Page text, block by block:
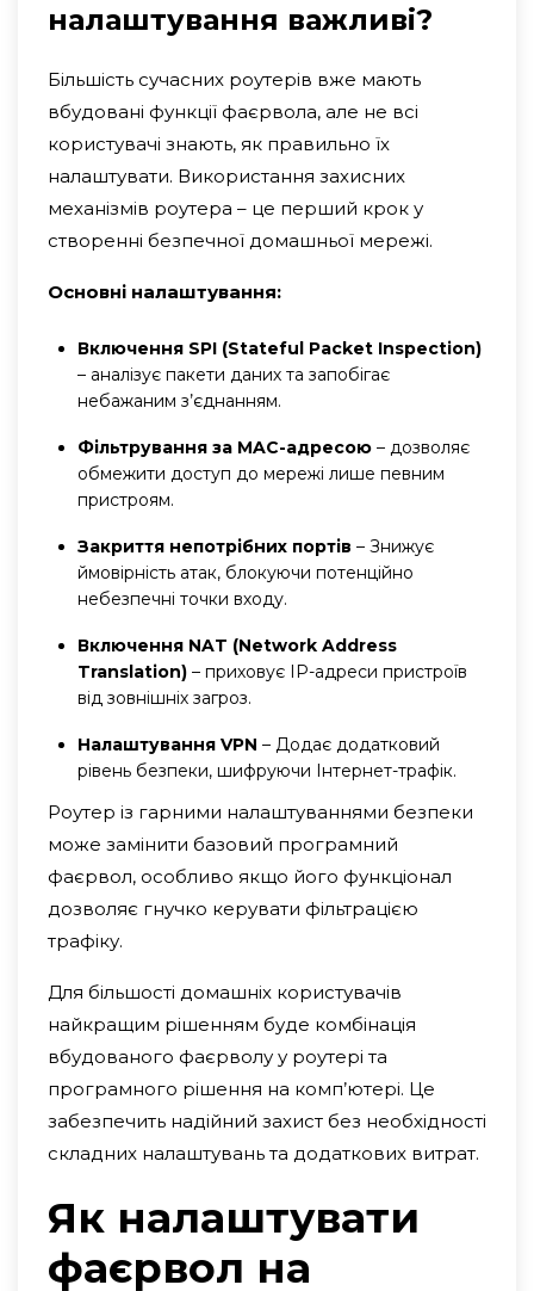
налаштування важливі?
Більшість сучасних роутерів вже мають
вбудовані функції фаєрвола, але не всі
користувачі знають, як правильно їх
налаштувати. Використання захисних
механізмів роутера – це перший крок у
створенні безпечної домашньої мережі.
Основні налаштування:
Включення SPI (Stateful Packet Inspection)
– аналізує пакети даних та запобігає
небажаним з’єднанням.
Фільтрування за MAC-адресою – дозволяє
обмежити доступ до мережі лише певним
пристроям.
Закриття непотрібних портів – Знижує
ймовірність атак, блокуючи потенційно
небезпечні точки входу.
Включення NAT (Network Address
Translation) – приховує IP-адреси пристроїв
від зовнішніх загроз.
Налаштування VPN – Додає додатковий
рівень безпеки, шифруючи Інтернет-трафік.
Роутер із гарними налаштуваннями безпеки
може замінити базовий програмний
фаєрвол, особливо якщо його функціонал
дозволяє гнучко керувати фільтрацією
трафіку.
Для більшості домашніх користувачів
найкращим рішенням буде комбінація
вбудованого фаєрволу у роутері та
програмного рішення на комп’ютері. Це
забезпечить надійний захист без необхідності
складних налаштувань та додаткових витрат.
Як налаштувати
фаєрвол на